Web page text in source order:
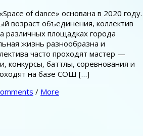
of dance» основана в 2020 году.
возраст объединения, коллектив
различных площадках города
жизнь разнообразна и
часто проходят мастер —
конкурсы, баттлы, соревнования и
на базе СОШ […]
/ More